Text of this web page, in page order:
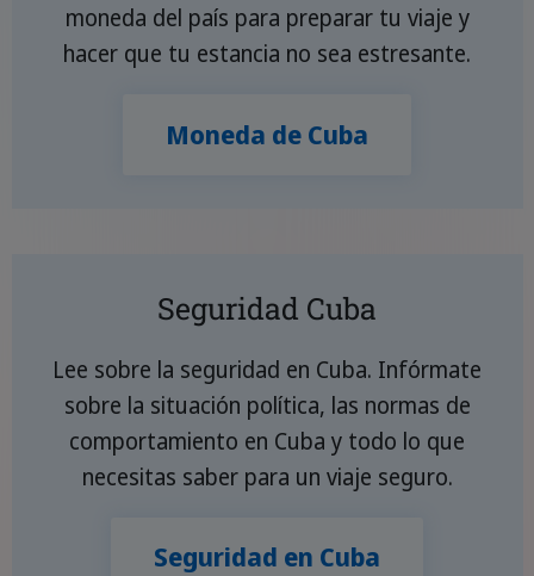
moneda del país para preparar tu viaje y
hacer que tu estancia no sea estresante.
Moneda de Cuba
Seguridad Cuba
Lee sobre la seguridad en Cuba. Infórmate
sobre la situación política, las normas de
comportamiento en Cuba y todo lo que
necesitas saber para un viaje seguro.
Seguridad en Cuba